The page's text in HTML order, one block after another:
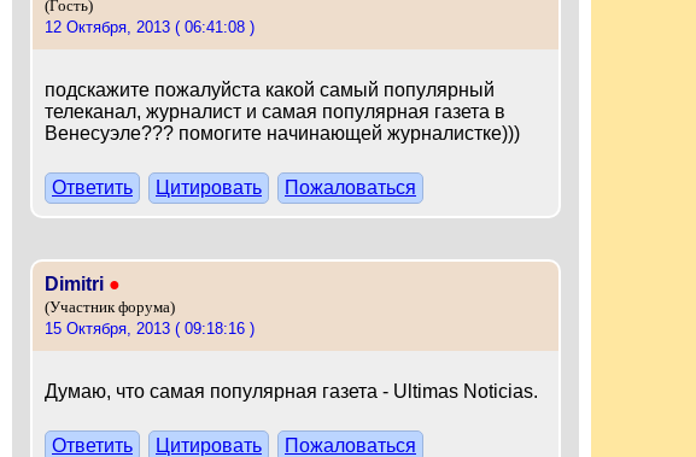
(Гость)
12 Октября, 2013 ( 06:41:08 )
подскажите пожалуйста какой самый популярный
телеканал, журналист и самая популярная газета в
Венесуэле??? помогите начинающей журналистке)))
Ответить Цитировать Пожаловаться
Dimitri ●
(Участник форума)
15 Октября, 2013 ( 09:18:16 )
Думаю, что самая популярная газета - Ultimas Noticias.
Ответить Цитировать Пожаловаться